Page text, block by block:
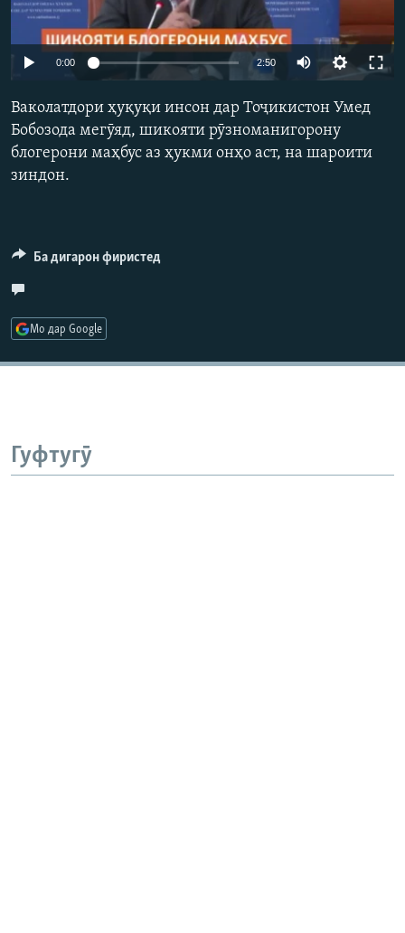
ГУЗОРИШҲОИ РАДИОӢ
Русский
ПАЙГИРӢ КУНЕД
240p 360p
0:00 2:50
480p
Ваколатдори ҳуқуқи инсон дар Тоҷикистон Умед
Бобозода мегӯяд, шикояти рӯзноманигорону
блогерони маҳбус аз ҳукми онҳо аст, на шароити
зиндон.
Ба дигарон фиристед
Мо дар Google
Гуфтугӯ